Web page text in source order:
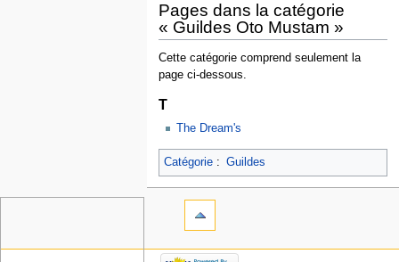
Pages dans la catégorie
« Guildes Oto Mustam »
Cette catégorie comprend seulement la
page ci-dessous.
T
The Dream's
Catégorie: Guildes